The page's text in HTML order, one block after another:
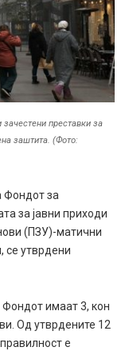
преставки за
заштита. (Фото:
Фондот за
за јавни приходи
(ПЗУ)-матични
се утврдени
имаат 3, кон
Од утврдените 12
е